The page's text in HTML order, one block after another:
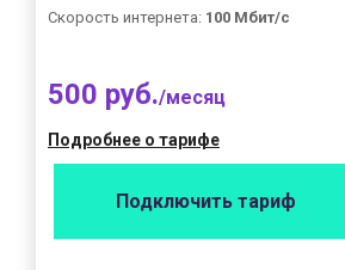
Скорость интернета: 100 Мбит/с
500 руб./месяц
Подробнее о тарифе
Подключить тариф